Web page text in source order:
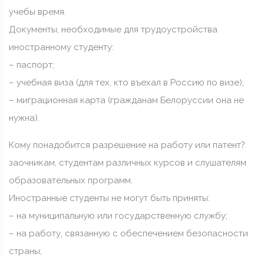
учебы время.
️Документы, необходимые для трудоустройства
иностранному студенту:
– паспорт;
– учебная виза (для тех, кто въехал в Россию по визе);
– миграционная карта (гражданам Белоруссии она не
нужна).
Кому понадобится разрешение на работу или патент?
заочникам, студентам различных курсов и слушателям
образовательных программ.
Иностранные студенты не могут быть приняты:
– на муниципальную или государственную службу;
– на работу, связанную с обеспечением безопасности
страны;